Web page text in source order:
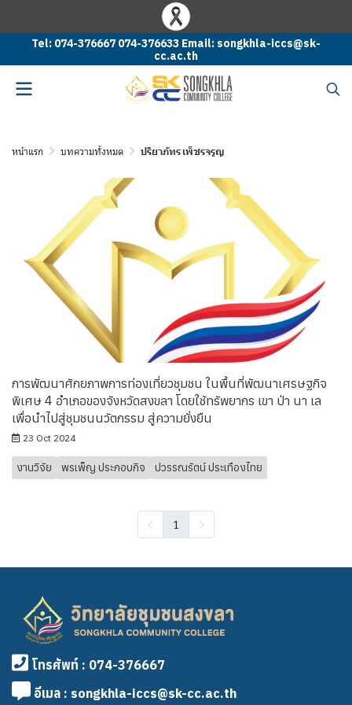
Tel: 074-376667 074-376633 Email: songkhla-iccs@sk-
cc.ac.th
หน้าแรก บทความทั้งหมด ปริยาภัทร เพ็ชรจรูญ
การพัฒนาศักยภาพการท่องเที่ยวชุมชน ในพื้นที่พัฒนาเศรษฐกิจ
พิเศษ 4 อําเภอของจังหวัดสงขลา โดยใช้ทรัพยากร เขา ป่า นา เล
เพื่อนําไปสู่ชุมชนนวัตกรรม สู่ความยั่งยืน
23 Oct 2024
งานวิจัย พรเพ็ญ ประกอบกิจ ปวรรณรัตน์ ประเทืองไทย
1
โทรศัพท์ : 074-376667
อีเมล : songkhla-iccs@sk-cc.ac.th